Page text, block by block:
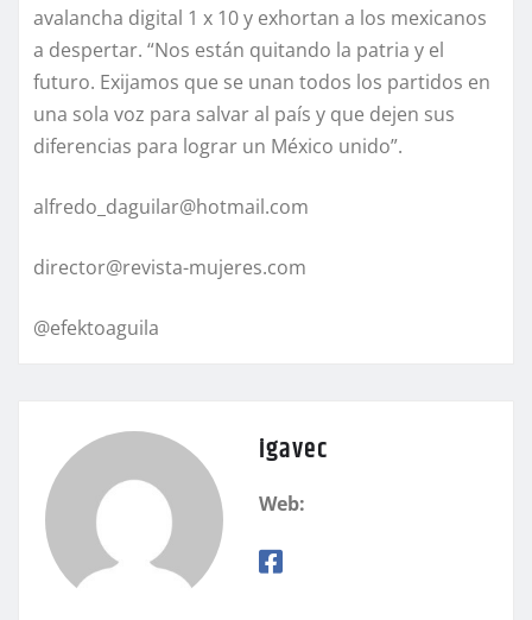
avalancha digital 1 x 10 y exhortan a los mexicanos
a despertar. “Nos están quitando la patria y el
futuro. Exijamos que se unan todos los partidos en
una sola voz para salvar al país y que dejen sus
diferencias para lograr un México unido”.
alfredo_daguilar@hotmail.com
director@revista-mujeres.com
@efektoaguila
igavec
Web: